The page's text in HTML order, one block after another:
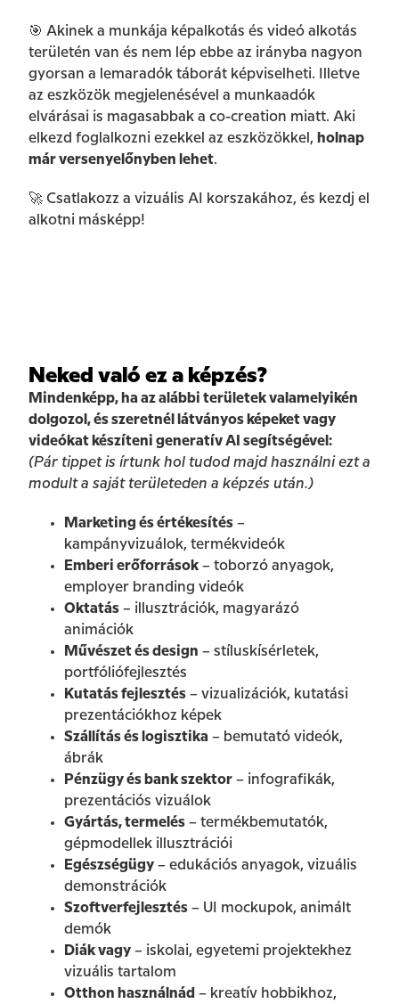
🎯 Akinek a munkája képalkotás és videó alkotás
területén van és nem lép ebbe az irányba nagyon
gyorsan a lemaradók táborát képviselheti. Illetve
az eszközök megjelenésével a munkaadók
elvárásai is magasabbak a co-creation miatt. Aki
elkezd foglalkozni ezekkel az eszközökkel, holnap
már versenyelőnyben lehet.
🚀 Csatlakozz a vizuális AI korszakához, és kezdj el
alkotni másképp!
Neked való ez a képzés?
Mindenképp, ha az alábbi területek valamelyikén
dolgozol, és szeretnél látványos képeket vagy
videókat készíteni generatív AI segítségével:
(Pár tippet is írtunk hol tudod majd használni ezt a
modult a saját területeden a képzés után.)
Marketing és értékesítés –
kampányvizuálok, termékvideók
Emberi erőforrások – toborzó anyagok,
employer branding videók
Oktatás – illusztrációk, magyarázó
animációk
Művészet és design – stíluskísérletek,
portfóliófejlesztés
Kutatás fejlesztés – vizualizációk, kutatási
prezentációkhoz képek
Szállítás és logisztika – bemutató videók,
ábrák
Pénzügy és bank szektor – infografikák,
prezentációs vizuálok
Gyártás, termelés – termékbemutatók,
gépmodellek illusztrációi
Egészségügy – edukációs anyagok, vizuális
demonstrációk
Szoftverfejlesztés – UI mockupok, animált
demók
Diák vagy – iskolai, egyetemi projektekhez
vizuális tartalom
Otthon használnád – kreatív hobbikhoz,